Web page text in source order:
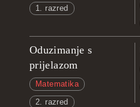
1. razred
Oduzimanje s
prijelazom
Matematika
2. razred